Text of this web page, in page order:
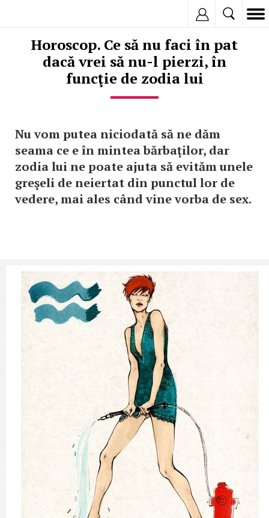
Horoscop. Ce să nu faci în pat
dacă vrei să nu-l pierzi, în
funcţie de zodia lui
Nu vom putea niciodată să ne dăm
seama ce e în mintea bărbaţilor, dar
zodia lui ne poate ajuta să evităm unele
greşeli de neiertat din punctul lor de
vedere, mai ales când vine vorba de sex.